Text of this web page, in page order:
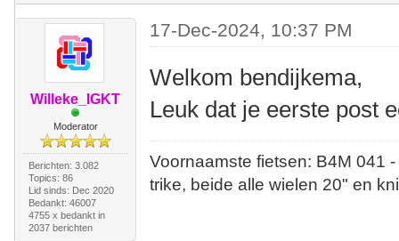
Willeke_IGKT
Moderator
Berichten: 3.082
Topics: 86
Lid sinds: Dec 2020
Bedankt: 46007
4755 x bedankt in
2037 berichten
17-Dec-2024, 10:37 PM
Welkom bendijkema,
Leuk dat je eerste post
Voornaamste fietsen: B4M
trike, beide alle wielen 20" en